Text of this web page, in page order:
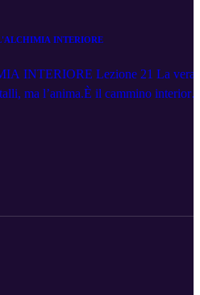
INTERIORE
INTERIORE Lezione 21 La vera
ma l’anima.È il cammino interiore
in forza, il dolore in saggezza,
scopriremo come il mago diventa
ogni emozione si trasforma in
filosofale è dentro di te. ▶️ Playlist
playlist?
✨ Iscriviti